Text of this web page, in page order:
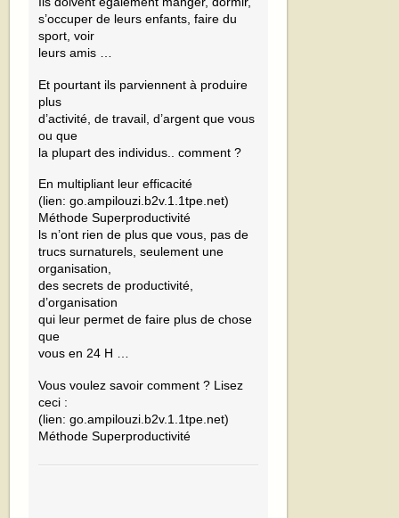
s’occuper de leurs enfants, faire du
sport, voir
leurs amis …
Et pourtant ils parviennent à produire
plus
d’activité, de travail, d’argent que vous
ou que
la plupart des individus.. comment ?
En multipliant leur efficacité
(lien: go.ampilouzi.b2v.1.1tpe.net)
Méthode Superproductivité
ls n’ont rien de plus que vous, pas de
trucs surnaturels, seulement une
organisation,
des secrets de productivité,
d’organisation
qui leur permet de faire plus de chose
que
vous en 24 H …
Vous voulez savoir comment ? Lisez
ceci :
(lien: go.ampilouzi.b2v.1.1tpe.net)
Méthode Superproductivité